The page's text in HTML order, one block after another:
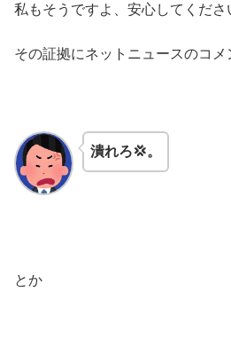
私もそうですよ、安心してくださ
その証拠にネットニュースのコ
潰れろ💢。
とか